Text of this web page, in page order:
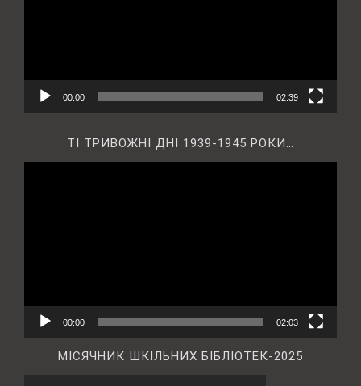
00:00 02:39
ТІ ТРИВОЖНІ ДНІ 1939-1945 РОКИ…
00:00 02:03
МІСЯЧНИК ШКІЛЬНИХ БІБЛІОТЕК-2025